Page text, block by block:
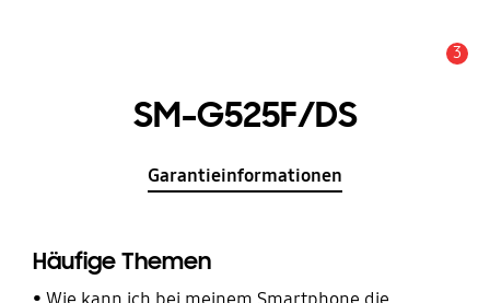
3
SM-G525F/DS
Garantieinformationen
Häufige Themen